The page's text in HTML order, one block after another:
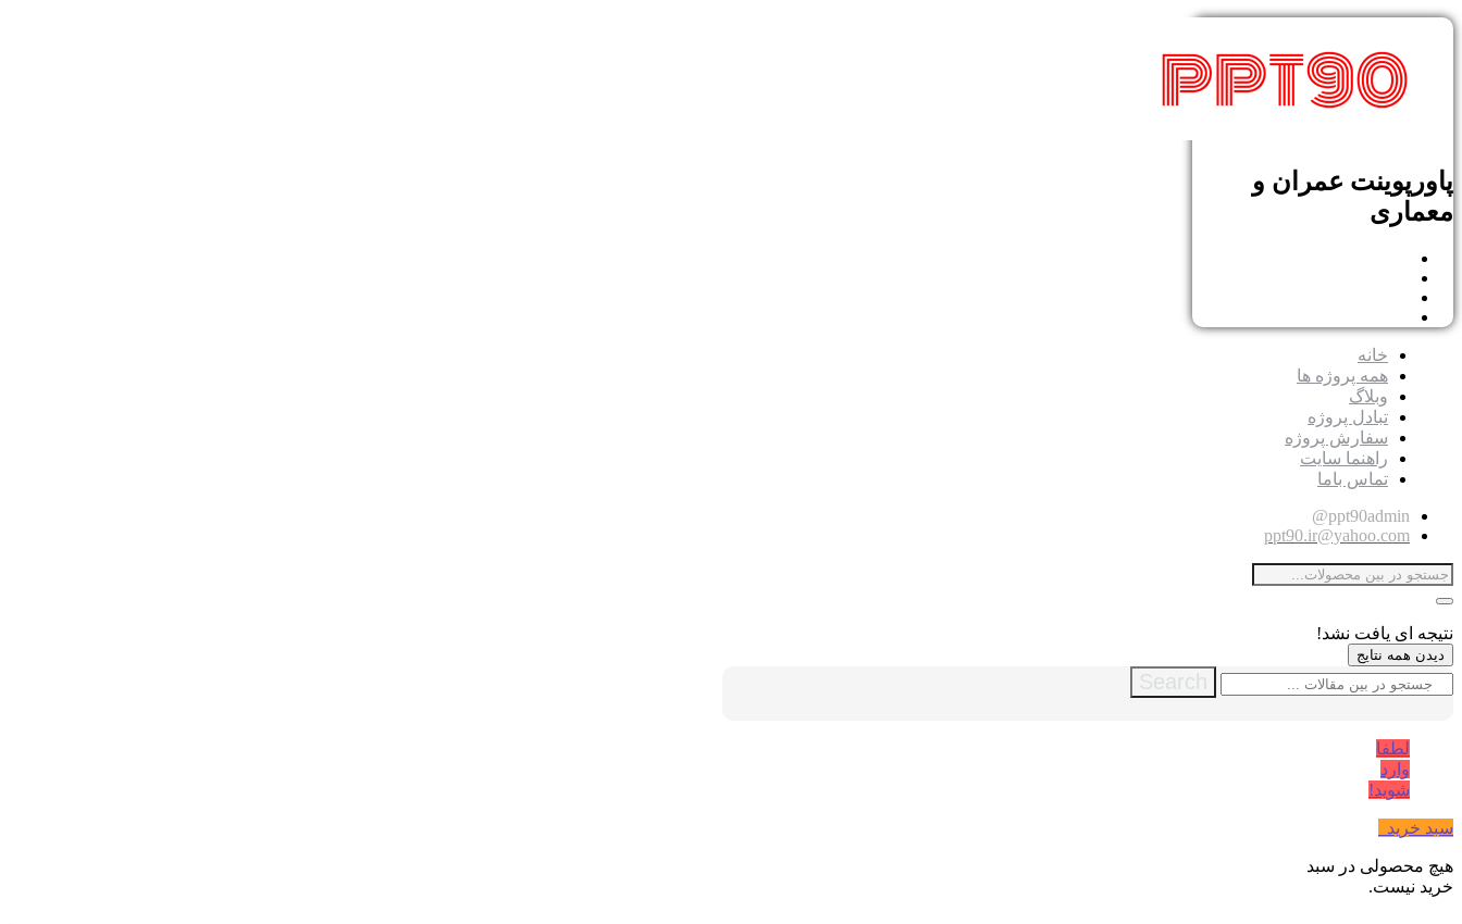
پاورپوینت عمران و
معماری
خانه
همه پروژه ها
وبلاگ
تبادل پروژه
سفارش پروژه
راهنما سایت
تماس باما
ppt90admin@
ppt90.ir@yahoo.com
نتیجه ای یافت نشد!
دیدن همه نتایج
Search
لطفا
وارد
شوید!
سبد خرید
هیچ محصولی در سبد
خرید نیست.